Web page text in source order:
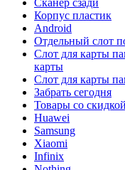
Корпус пластик
Android
Отдельный слот
Слот для карты
карты
Слот для карты
Забрать сегодня
Товары со скидкой
Huawei
Samsung
Xiaomi
Infinix